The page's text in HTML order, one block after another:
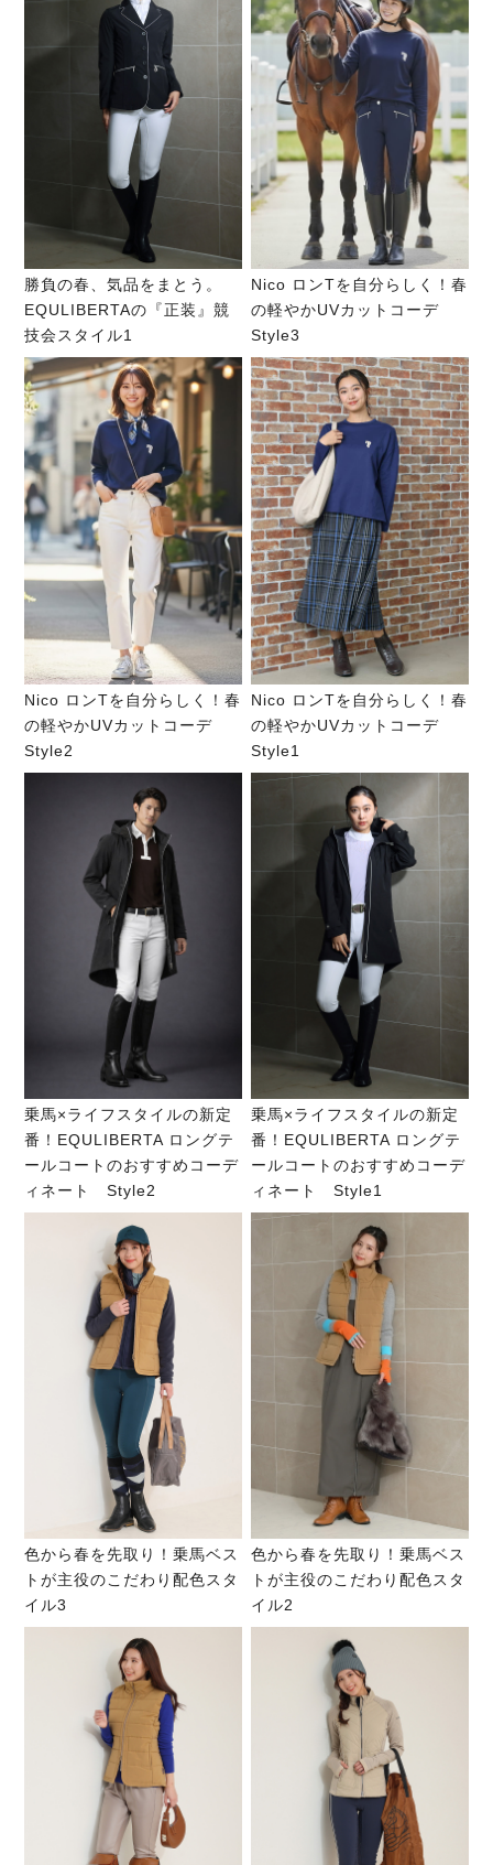
勝負の春、気品をまとう。
EQULIBERTAの『正装』競
技会スタイル1
Nico ロンTを自分らしく！春
の軽やかUVカットコーデ
Style3
Nico ロンTを自分らしく！春
の軽やかUVカットコーデ
Style2
Nico ロンTを自分らしく！春
の軽やかUVカットコーデ
Style1
乗馬×ライフスタイルの新定
番！EQULIBERTA ロングテ
ールコートのおすすめコーデ
ィネート Style2
乗馬×ライフスタイルの新定
番！EQULIBERTA ロングテ
ールコートのおすすめコーデ
ィネート Style1
色から春を先取り！乗馬ベス
トが主役のこだわり配色スタ
イル3
色から春を先取り！乗馬ベス
トが主役のこだわり配色スタ
イル2